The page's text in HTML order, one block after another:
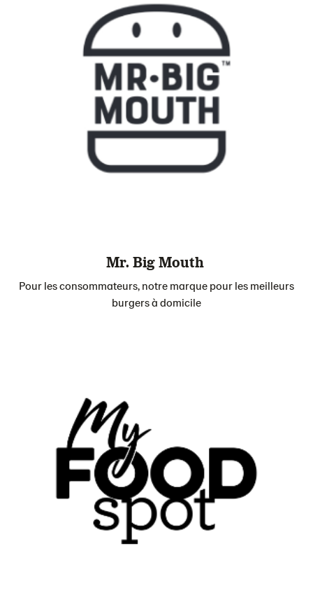
Mr. Big Mouth
Pour les consommateurs, notre marque pour les meilleurs
burgers à domicile